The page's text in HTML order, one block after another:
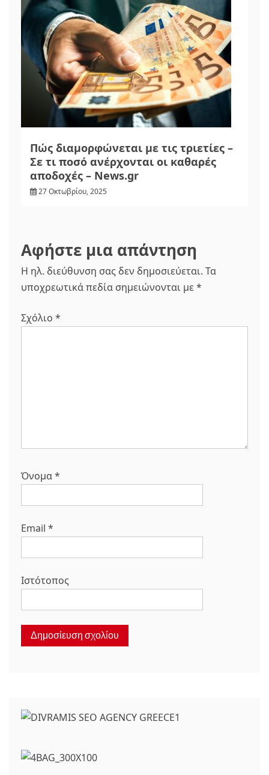
Πώς διαμορφώνεται με τις τριετίες –
Σε τι ποσό ανέρχονται οι καθαρές
αποδοχές – News.gr
27 Οκτωβρίου, 2025
Αφήστε μια απάντηση
Η ηλ. διεύθυνση σας δεν δημοσιεύεται. Τα
υποχρεωτικά πεδία σημειώνονται με *
Σχόλιο *
Όνομα*
Email *
Ιστότοπος